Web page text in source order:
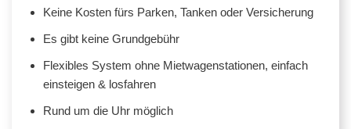
Keine Kosten fürs Parken, Tanken oder Versicherung
Es gibt keine Grundgebühr
Flexibles System ohne Mietwagenstationen, einfach
einsteigen & losfahren
Rund um die Uhr möglich